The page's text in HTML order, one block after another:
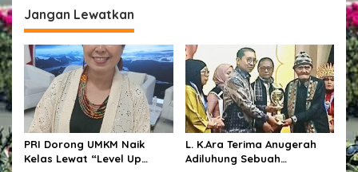
d
e
n
J
o
k
o
w
i
K
e
s
i
p
o
s
Jangan Lewatkan
PRI Dorong UMKM Naik
Kelas Lewat “Level Up
L. K.Ara Terima Anugerah
Adiluhung Sebuah